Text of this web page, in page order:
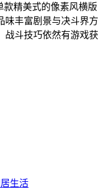
款精美式的像素风横版
味丰富剧景与决斗界方
战斗技巧依然有游戏获
生活